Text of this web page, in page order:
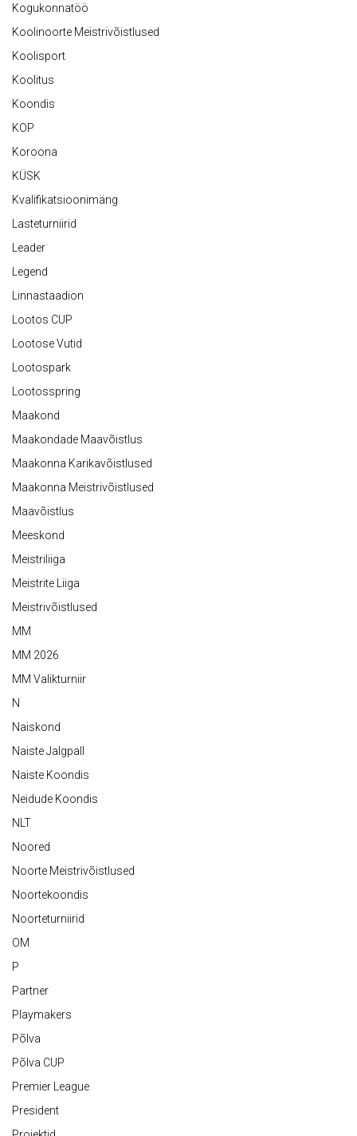
Kogukonnatöö
Koolinoorte Meistrivõistlused
Koolisport
Koolitus
Koondis
KOP
Koroona
KÜSK
Kvalifikatsioonimäng
Lasteturniirid
Leader
Legend
Linnastaadion
Lootos CUP
Lootose Vutid
Lootospark
Lootosspring
Maakond
Maakondade Maavõistlus
Maakonna Karikavõistlused
Maakonna Meistrivõistlused
Maavõistlus
Meeskond
Meistriliiga
Meistrite Liiga
Meistrivõistlused
MM
MM 2026
MM Valikturniir
N
Naiskond
Naiste Jalgpall
Naiste Koondis
Neidude Koondis
NLT
Noored
Noorte Meistrivõistlused
Noortekoondis
Noorteturniirid
OM
P
Partner
Playmakers
Põlva
Põlva CUP
Premier League
President